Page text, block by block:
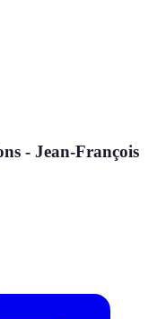
- Jean-François